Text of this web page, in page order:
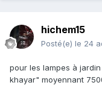
hichem15
Posté(e) le 24
pour les lampes à
khayar" moyennant